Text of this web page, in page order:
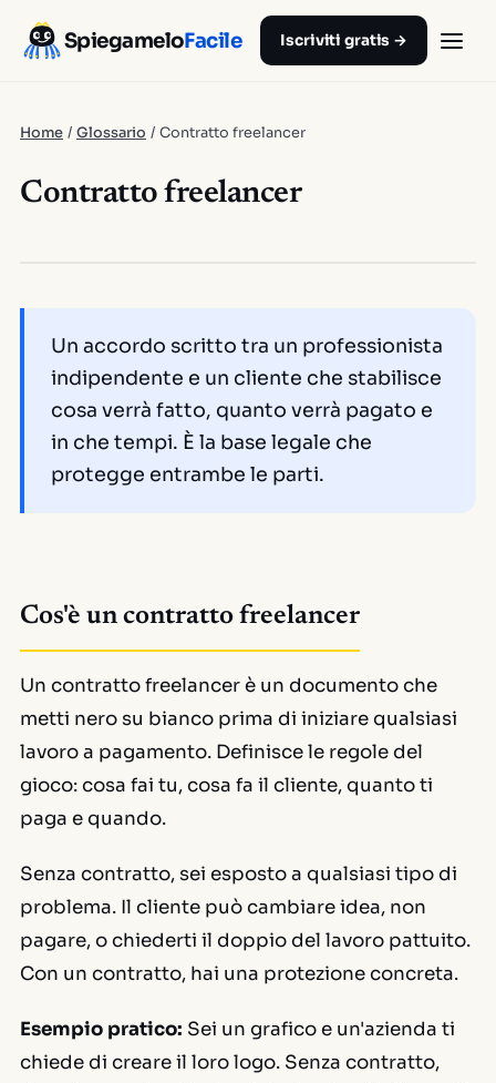
SpiegameloFacile Iscriviti gratis →
Home / Glossario / Contratto freelancer
Contratto freelancer
Un accordo scritto tra un professionista
indipendente e un cliente che stabilisce
cosa verrà fatto, quanto verrà pagato e
in che tempi. È la base legale che
protegge entrambe le parti.
Cos'è un contratto freelancer
Un contratto freelancer è un documento che
metti nero su bianco prima di iniziare qualsiasi
lavoro a pagamento. Definisce le regole del
gioco: cosa fai tu, cosa fa il cliente, quanto ti
paga e quando.
Senza contratto, sei esposto a qualsiasi tipo di
problema. Il cliente può cambiare idea, non
pagare, o chiederti il doppio del lavoro pattuito.
Con un contratto, hai una protezione concreta.
Esempio pratico: Sei un grafico e un'azienda ti
chiede di creare il loro logo. Senza contratto,